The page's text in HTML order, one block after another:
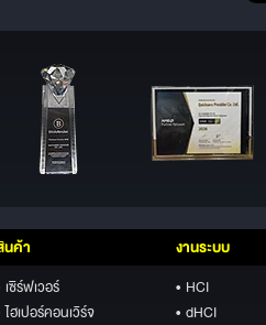
นค้า
เซิร์ฟเวอร์
ไฮเปอร์คอนเวิร์จ
งานระบบ
• HCI
• dHCI